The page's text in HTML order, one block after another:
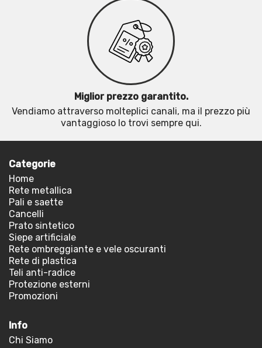
Miglior prezzo garantito.
Vendiamo attraverso molteplici canali, ma il prezzo più
vantaggioso lo trovi sempre qui.
Categorie
Home
Rete metallica
Pali e saette
Cancelli
Prato sintetico
Siepe artificiale
Rete ombreggiante e vele oscuranti
Rete di plastica
Teli anti-radice
Protezione esterni
Promozioni
Info
Chi Siamo